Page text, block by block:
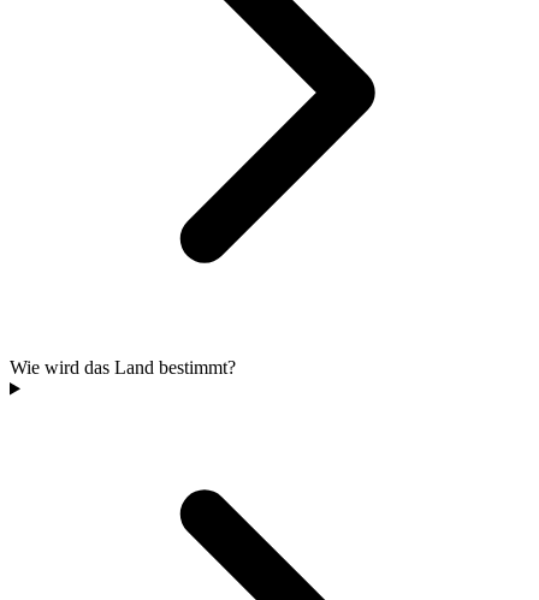
Wie wird das Land bestimmt?